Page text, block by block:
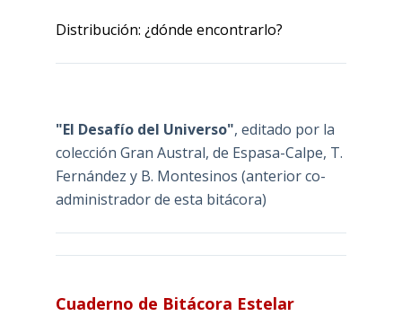
Distribución: ¿dónde encontrarlo?
"El Desafío del Universo", editado por la
colección Gran Austral, de Espasa-Calpe, T.
Fernández y B. Montesinos (anterior co-
administrador de esta bitácora)
Cuaderno de Bitácora Estelar